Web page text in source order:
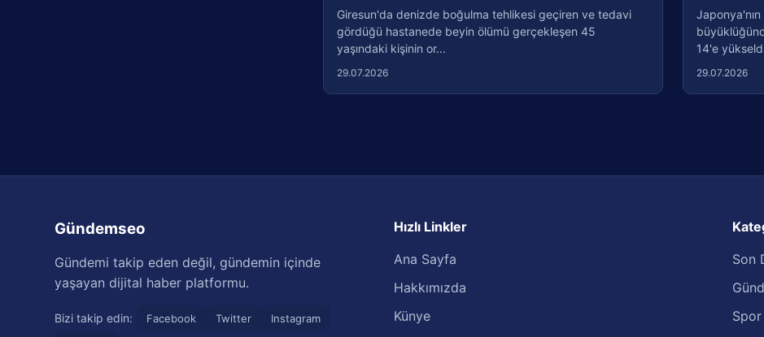
Giresun'da denizde boğulma tehlikesi geçiren ve tedavi
gördüğü hastanede beyin ölümü gerçekleşen 45
yaşındaki kişinin or...
29.07.2026
14'e
29.07.2026
Gündemseo
Gündemi takip eden değil, gündemin içinde
yaşayan dijital haber platformu.
Bizi takip edin: Facebook Twitter Instagram
Hızlı Linkler
Ana Sayfa
Hakkımızda
Künye
Son
Spor